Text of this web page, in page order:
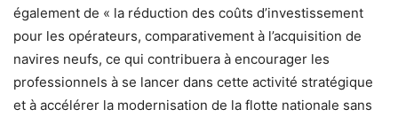
également de « la réduction des coûts d’investissement
pour les opérateurs, comparativement à l’acquisition de
navires neufs, ce qui contribuera à encourager les
professionnels à se lancer dans cette activité stratégique
et à accélérer la modernisation de la flotte nationale sans